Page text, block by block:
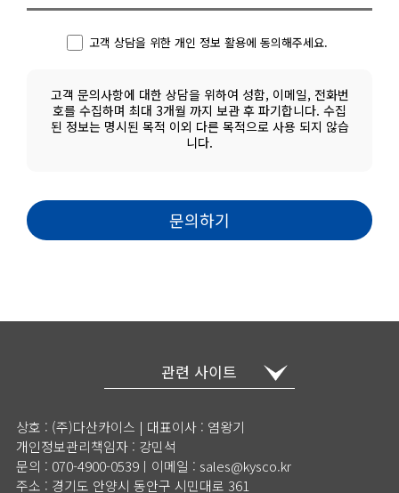
고객 상담을 위한 개인 정보 활용에 동의해주세요.
고객 문의사항에 대한 상담을 위하여 성함, 이메일, 전화번
호를 수집하며 최대 3개월 까지 보관 후 파기합니다. 수집
된 정보는 명시된 목적 이외 다른 목적으로 사용 되지 않습
니다.
문의하기
관련 사이트
상호 : (주)다산카이스 | 대표이사 : 염왕기
개인정보관리책임자 : 강민석
문의 : 070-4900-0539ㅣ이메일 : sales@kysco.kr
주소 : 경기도 안양시 동안구 시민대로 361